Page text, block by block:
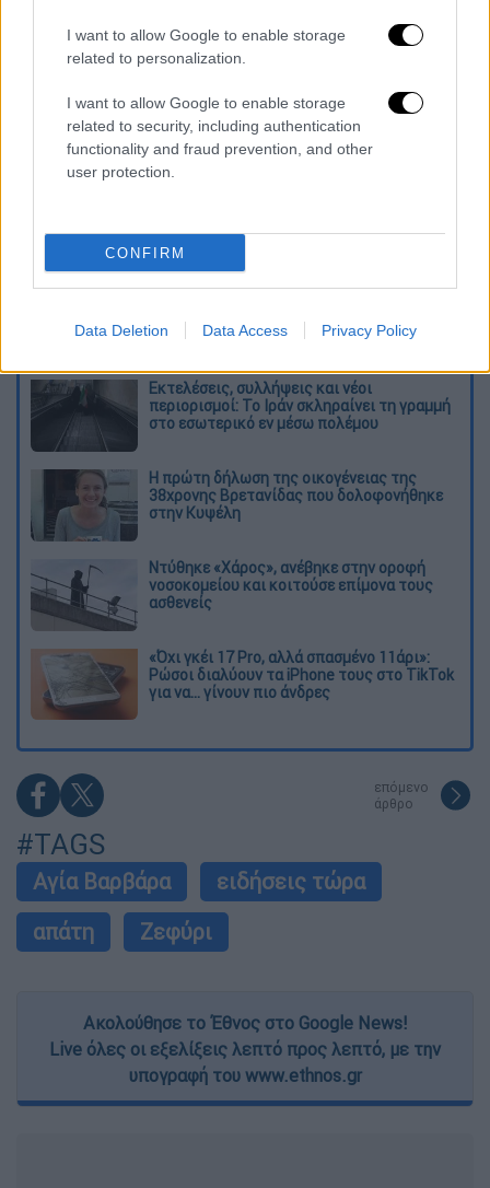
I want to allow Google to enable storage
related to personalization.
I want to allow Google to enable storage
related to security, including authentication
functionality and fraud prevention, and other
user protection.
CONFIRM
Data Deletion Data Access Privacy Policy
Εκλογές 2023: Στη «μάχη» των
μονοεδρικών εστιάζει η κυβέρνηση - Οι
επόμενες κινήσεις Μητσοτάκη
Εργασία την καλοκαιρινή σεζόν: Αυτοί
είναι οι νέοι μισθοί στα ξενοδοχεία της
χώρας - Τι ορίζει για τους εργαζόμενους
Και οι τρεις μνηστήρες στη Β' φάση για
το φράγμα Ενιπέα Φαρσάλων των 230
εκατ. ευρώ
Διαβάστε ακόμη
Εκτελέσεις, συλλήψεις και νέοι
περιορισμοί: Το Ιράν σκληραίνει τη γραμμή
στο εσωτερικό εν μέσω πολέμου
Η πρώτη δήλωση της οικογένειας της
38χρονης Βρετανίδας που δολοφονήθηκε
στην Κυψέλη
Ντύθηκε «Χάρος», ανέβηκε στην οροφή
νοσοκομείου και κοιτούσε επίμονα τους
ασθενείς
«Όχι γκέι 17 Pro, αλλά σπασμένο 11άρι»:
Ρώσοι διαλύουν τα iPhone τους στο TikTok
για να... γίνουν πιο άνδρες
επόμενο
άρθρο
#TAGS
Αγία Βαρβάρα
ειδήσεις τώρα
απάτη
Ζεφύρι
Ακολούθησε το Έθνος στο Google News!
Live όλες οι εξελίξεις λεπτό προς λεπτό, με την
υπογραφή του www.ethnos.gr